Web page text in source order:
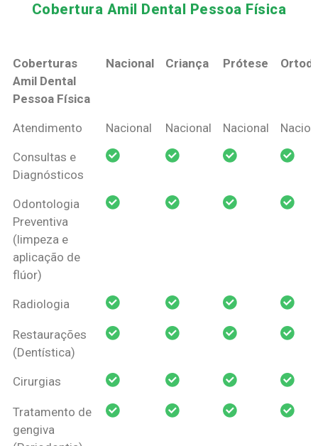
Cobertura Amil Dental Pessoa Física​
Coberturas
Amil Dental
Pessoa Física
Nacional Criança Prótese
Coberturas
Pessoa Física
Nacional Criança Prótese
Atendimento Nacional Nacional Nacional
Consultas e
Diagnósticos
Odontologia
Preventiva
(limpeza e
aplicação de
flúor)
Radiologia
Restaurações
(Dentística)
Cirurgias
Tratamento de
gengiva